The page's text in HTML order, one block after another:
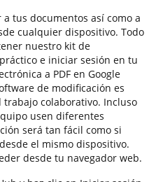
tus documentos así como a
cualquier dispositivo. Todo
nuestro kit de
e iniciar sesión en tu
a PDF en Google
de modificación es
colaborativo. Incluso
usen diferentes
será tan fácil como si
el mismo dispositivo.
desde tu navegador web.